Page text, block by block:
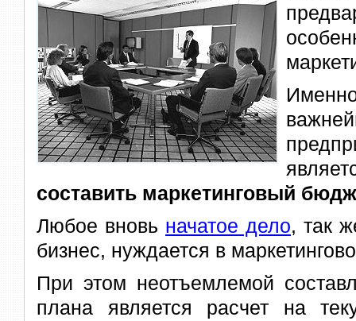
составить маркетинговый
Любое вновь начатое дело, так
бизнес, нуждается в
При этом неотъемлемой
плана является расчет на